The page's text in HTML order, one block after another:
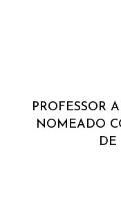
PROFESSOR
NOMEADO
DE